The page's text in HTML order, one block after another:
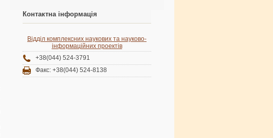
Контактна інформація
Відділ комплексних наукових та науково-
інформаційних проектів
+38(044) 524-3791
Факс: +38(044) 524-8138